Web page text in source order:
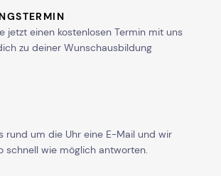
jetzt einen kostenlosen Termin mit uns
zu deiner Wunschausbildung
rund um die Uhr eine E-Mail und wir
schnell wie möglich antworten.